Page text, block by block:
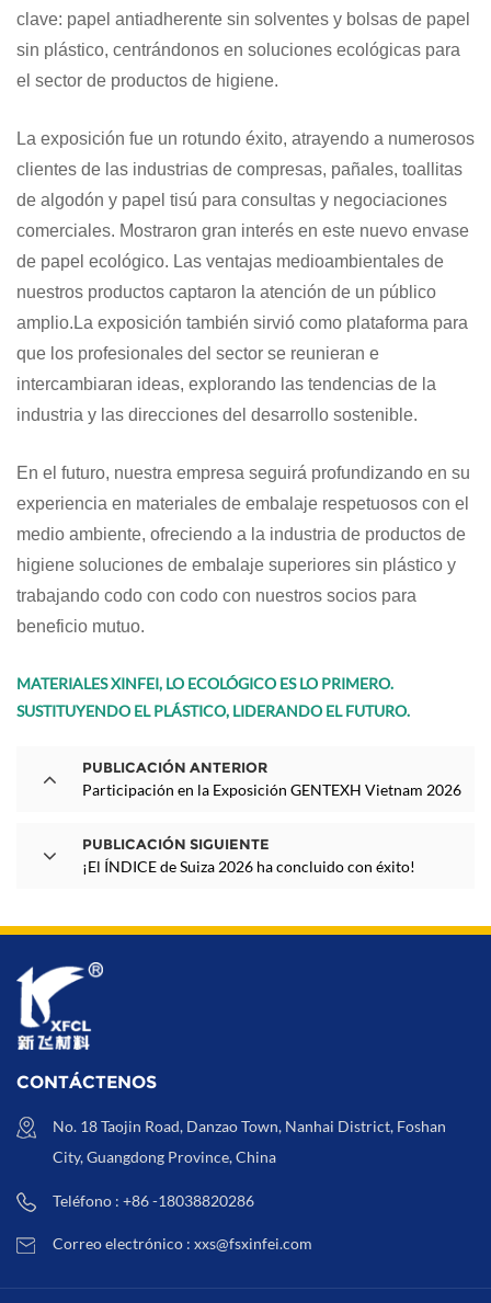
clave: papel antiadherente sin solventes y bolsas de papel
sin plástico, centrándonos en soluciones ecológicas para
el sector de productos de higiene.
La exposición fue un rotundo éxito, atrayendo a numerosos
clientes de las industrias de compresas, pañales, toallitas
de algodón y papel tisú para consultas y negociaciones
comerciales. Mostraron gran interés en este nuevo envase
de papel ecológico. Las ventajas medioambientales de
nuestros productos captaron la atención de un público
amplio. La exposición también sirvió como plataforma para
que los profesionales del sector se reunieran e
intercambiaran ideas, explorando las tendencias de la
industria y las direcciones del desarrollo sostenible.
En el futuro, nuestra empresa seguirá profundizando en su
experiencia en materiales de embalaje respetuosos con el
medio ambiente, ofreciendo a la industria de productos de
higiene soluciones de embalaje superiores sin plástico y
trabajando codo con codo con nuestros socios para
beneficio mutuo.
MATERIALES XINFEI, LO ECOLÓGICO ES LO PRIMERO.
SUSTITUYENDO EL PLÁSTICO, LIDERANDO EL FUTURO.
PUBLICACIÓN ANTERIOR
Participación en la Exposición GENTEXH Vietnam 2026
PUBLICACIÓN SIGUIENTE
¡El ÍNDICE de Suiza 2026 ha concluido con éxito!
CONTÁCTENOS
No. 18 Taojin Road, Danzao Town, Nanhai District, Foshan
City, Guangdong Province, China
Teléfono : +86 -18038820286
Correo electrónico : xxs@fsxinfei.com